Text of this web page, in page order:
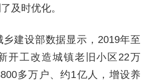
及时优化。
设部数据显示，2019年至
开工改造城镇老旧小区22万
多万户、约1亿人，增设养